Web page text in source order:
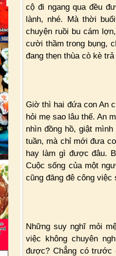
cộ đi ngang qua đều
lành, nhé. Mà thời
chuyện ruồi bu cám
cười thầm trong bụng,
đang thẹn thùa cò kè
Giờ thì hai đứa con An
hỏi mẹ sao lâu thế. An
nhìn đồng hồ, giật
tuần, mà chỉ mới đưa
hay làm gì được đâu.
Cuộc sống của một
cũng đăng đê công việc
Những suy nghĩ mỏi
việc không chuyên
được? Chẳng có trước